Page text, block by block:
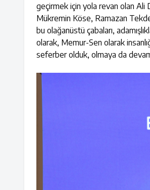
geçirmek için yola revan olan Ali
Mükremin Köse, Ramazan
bu olağanüstü çabaları,
olarak, Memur-Sen olarak
seferber olduk, olmaya da